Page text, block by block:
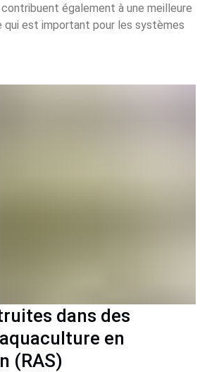
également à une meilleure
est important pour les systèmes
dans des
en
(RAS)